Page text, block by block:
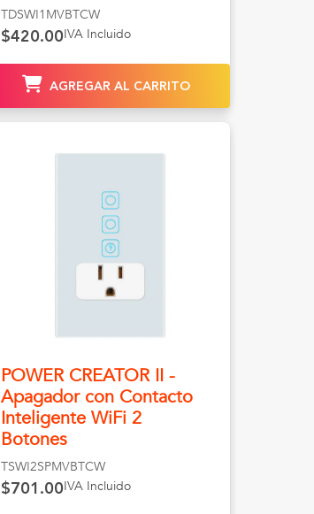
TDSWI1MVBTCW
$420.00IVA Incluido
AGREGAR AL CARRITO
POWER CREATOR II -
Apagador con Contacto
Inteligente WiFi 2
Botones
TSWI2SPMVBTCW
$701.00IVA Incluido